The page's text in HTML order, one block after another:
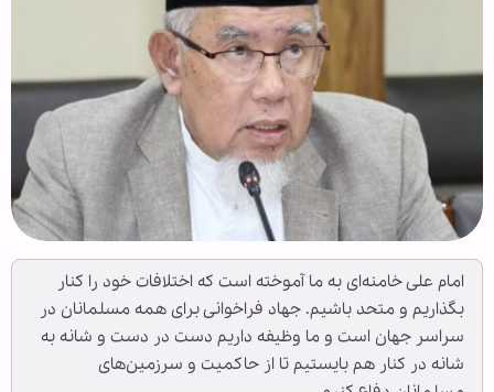
امام علی خامنه‌ای به ما آموخته است که اختلافات خود را کنار
بگذاریم و متحد باشیم. جهاد فراخوانی برای همه مسلمانان در
سراسر جهان است و ما وظیفه داریم دست در دست و شانه به
شانه در کنار هم بایستیم تا از حاکمیت و سرزمین‌های